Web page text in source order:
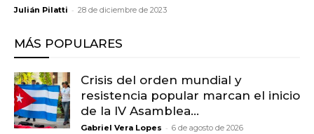
Julián Pilatti - 28 de diciembre de 2023
MÁS POPULARES
Crisis del orden mundial y
resistencia popular marcan el inicio
de la IV Asamblea...
Gabriel Vera Lopes - 6 de agosto de 2026